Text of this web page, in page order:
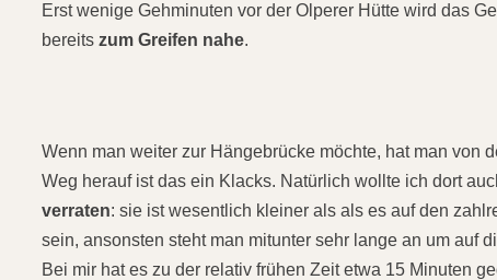
Erst wenige Gehminuten vor der Olperer Hütte wird das
bereitszum Greifen nahe.
Wenn man weiter zur Hängebrücke möchte, hat man von
Weg herauf ist das ein Klacks. Natürlich wollte ich dort
verraten: sie ist wesentlich kleiner als als es auf den
sein, ansonsten steht man mitunter sehr lange an um auf
Bei mir hat es zu der relativ frühen Zeit etwa 15 Minuten